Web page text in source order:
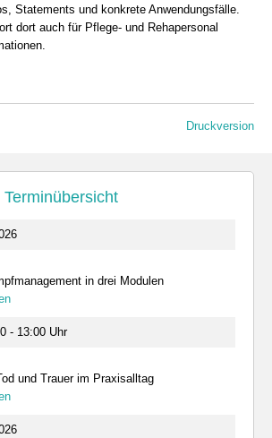
Statements und konkrete Anwendungsfälle.
dort auch für Pflege- und Rehapersonal
Druckversion
in drei Modulen
- 13:00 Uhr
und Trauer im Praxisalltag